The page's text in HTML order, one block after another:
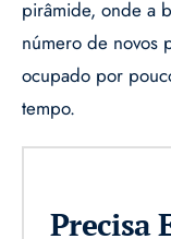
pirâmide, onde a
número de novos
ocupado por
tempo.
Precisa